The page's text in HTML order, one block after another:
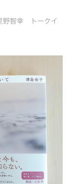
野智幸 トークイ